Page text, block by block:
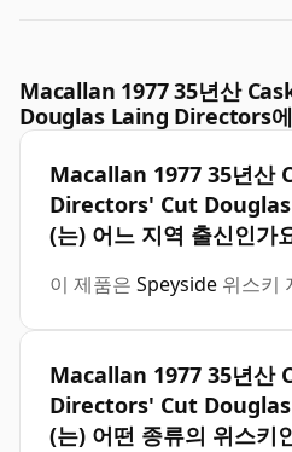
Macallan 1977 35년산
Douglas Laing Directors
Macallan 1977 35년산
Directors' Cut
(는) 어느 지역 출신인가
이 제품은 Speyside 위스키
Macallan 1977 35년산
Directors' Cut
(는) 어떤 종류의 위스키